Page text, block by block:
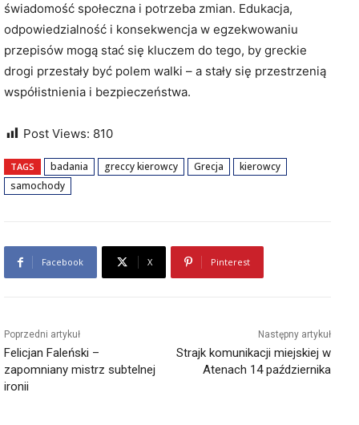
świadomość społeczna i potrzeba zmian. Edukacja,
odpowiedzialność i konsekwencja w egzekwowaniu
przepisów mogą stać się kluczem do tego, by greckie
drogi przestały być polem walki – a stały się przestrzenią
współistnienia i bezpieczeństwa.
Post Views: 810
TAGS badania greccy kierowcy Grecja
kierowcy
samochody
Facebook X Pinterest
Poprzedni artykuł
Felicjan Faleński –
zapomniany mistrz subtelnej
ironii
Następny artykuł
Strajk komunikacji miejskiej w
Atenach 14 października